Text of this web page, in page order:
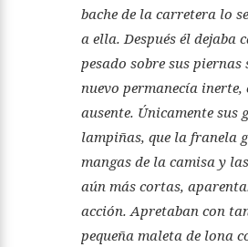
bache de la carretera lo
a ella. Después él dejaba
pesado sobre sus piernas
nuevo permanecía
ausente. Únicamente sus
lampiñas, que la franela
mangas de la camisa y
aún más cortas,
acción. Apretaban con
pequeña maleta de lona